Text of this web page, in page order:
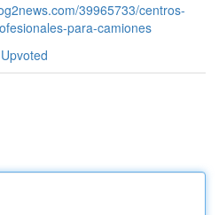
39965733/centros-
para-camiones